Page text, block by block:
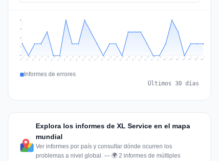
1
2
2
3
Jul 9 Jul 10 Jul 11 Jul 12 Jul 13 Jul 14 Jul 15 Jul 16 Jul 17 Jul 18 Jul 19 Jul 20 Jul 21 Jul 22 Jul 23 Jul 24 Jul 25 Jul 26 Jul 27 Jul 28 Jul 29 Jul 30 Jul 31 Aug 1 Aug 2 Aug 3 Aug 4 Aug 5 Aug 6 Aug 7
Informes de errores
Últimos 30 días
Explora los informes de XL Service en el mapa
mundial
Ver informes por país y consultar dónde ocurren los
problemas a nivel global. — 🌍 2 informes de múltiples